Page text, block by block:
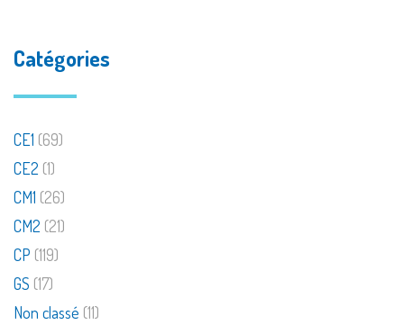
Catégories
CE1 (69)
CE2 (1)
CM1 (26)
CM2 (21)
CP (119)
GS (17)
Non classé (11)